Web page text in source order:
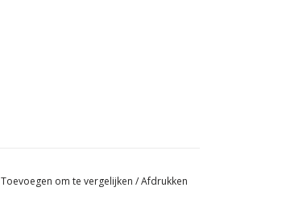
Toevoegen om te vergelijken /Afdrukken